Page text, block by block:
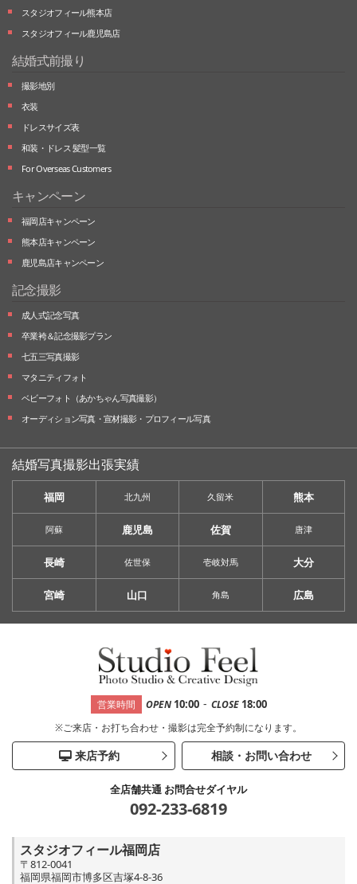
スタジオフィール熊本店
スタジオフィール鹿児島店
結婚式前撮り
撮影地別
衣装
ドレスサイズ表
和装・ドレス 髪型一覧
For Overseas Customers
キャンペーン
福岡店キャンペーン
熊本店キャンペーン
鹿児島店キャンペーン
記念撮影
成人式記念写真
卒業袴＆記念撮影プラン
七五三写真撮影
マタニティフォト
ベビーフォト （あかちゃん写真撮影）
オーディション写真・ 宣材撮影・ プロフィール写真
結婚写真撮影出張実績
福岡 北九州 久留米 熊本
阿蘇 鹿児島 佐賀 唐津
長崎 佐世保 壱岐対馬 大分
宮崎 山口 角島 広島
営業時間 OPEN 10:00 - CLOSE 18:00
※ご来店・お打ち合わせ・撮影は完全予約制になります。
来店予約 相談・お問い合わせ
全店舗共通 お問合せダイヤル
092-233-6819
スタジオフィール福岡店
〒812-0041
福岡県福岡市博多区吉塚4-8-36